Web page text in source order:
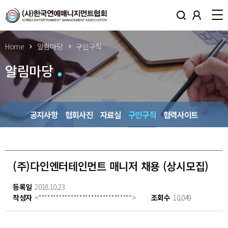
Home 알림마당 구인구직
알림마당
공지사항 협회사진 자료실 구인구직 협력사이트
(주)다인엔터테인먼트 매니저 채용 (상시모집)
등록일 2018.10.23
작성자 <********************************> 조회수 10,049